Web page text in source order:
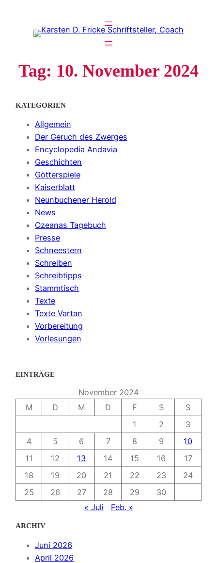
springen
Tag: 10. November 2024
KATEGORIEN
Allgemein
Der Geruch des Zwerges
Encyclopedia Andavia
Geschichten
Götterspiele
Kaiserblatt
Neunbuchener Herold
News
Ozeanas Tagebuch
Presse
Schneestern
Schreiben
Schreibtipps
Stammtisch
Texte
Texte Vartan
Vorbereitung
Vorlesungen
EINTRÄGE
November 2024
M
D M D F S
S
1
2
3
4
5 6 7 8 9
10
11
12 13 14 15 16
17
18
19 20 21 22 23
24
25
26 27 28 29
30
« Juli
Feb. »
ARCHIV
Juni 2026
April 2026